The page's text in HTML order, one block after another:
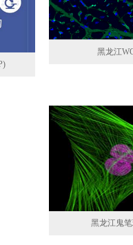
黑龙江
黑龙江鬼